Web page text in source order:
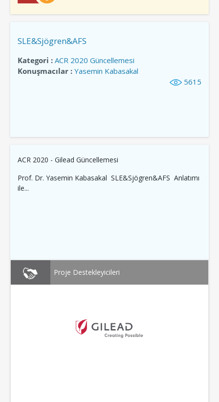
SLE&Sjögren&AFS
Kategori : ACR 2020 Güncellemesi
Konuşmacılar : Yasemin Kabasakal
5615
ACR 2020 - Gilead Güncellemesi
Prof. Dr. Yasemin Kabasakal SLE&Sjögren&AFS Anlatımı
ile...
Proje Destekleyicileri